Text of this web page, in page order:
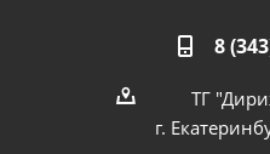
8
ТГ
г.